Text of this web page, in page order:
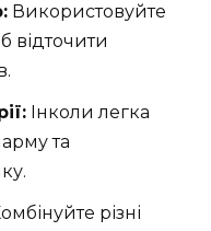
Використовуйте
відточити
Інколи легка
та
різні